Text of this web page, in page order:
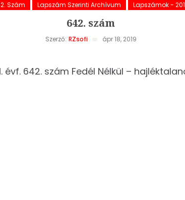
Szám Lapszám Szerinti Archívum Lapszámok -
642. szám
Szerző: RZsofi ápr 18, 2019
évf. 642. szám Fedél Nélkül –